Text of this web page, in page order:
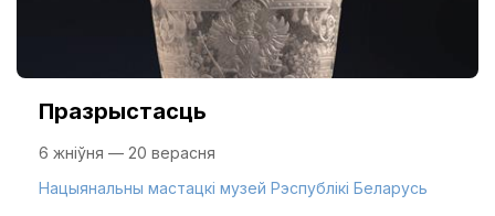
Празрыстасць
6 жніўня — 20 верасня
Нацыянальны мастацкі музей Рэспублікі Беларусь